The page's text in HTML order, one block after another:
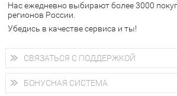
Нас ежедневно выбирают более 3000
регионов России.
Убедись в качестве сервиса и ты!
СВЯЗАТЬСЯ С ПОДДЕРЖКОЙ
+7 (800) 707-24-55
Мы будем рады ответить на все Ваши
магазина, проконсультировать по
БОНУСНАЯ СИСТЕМА